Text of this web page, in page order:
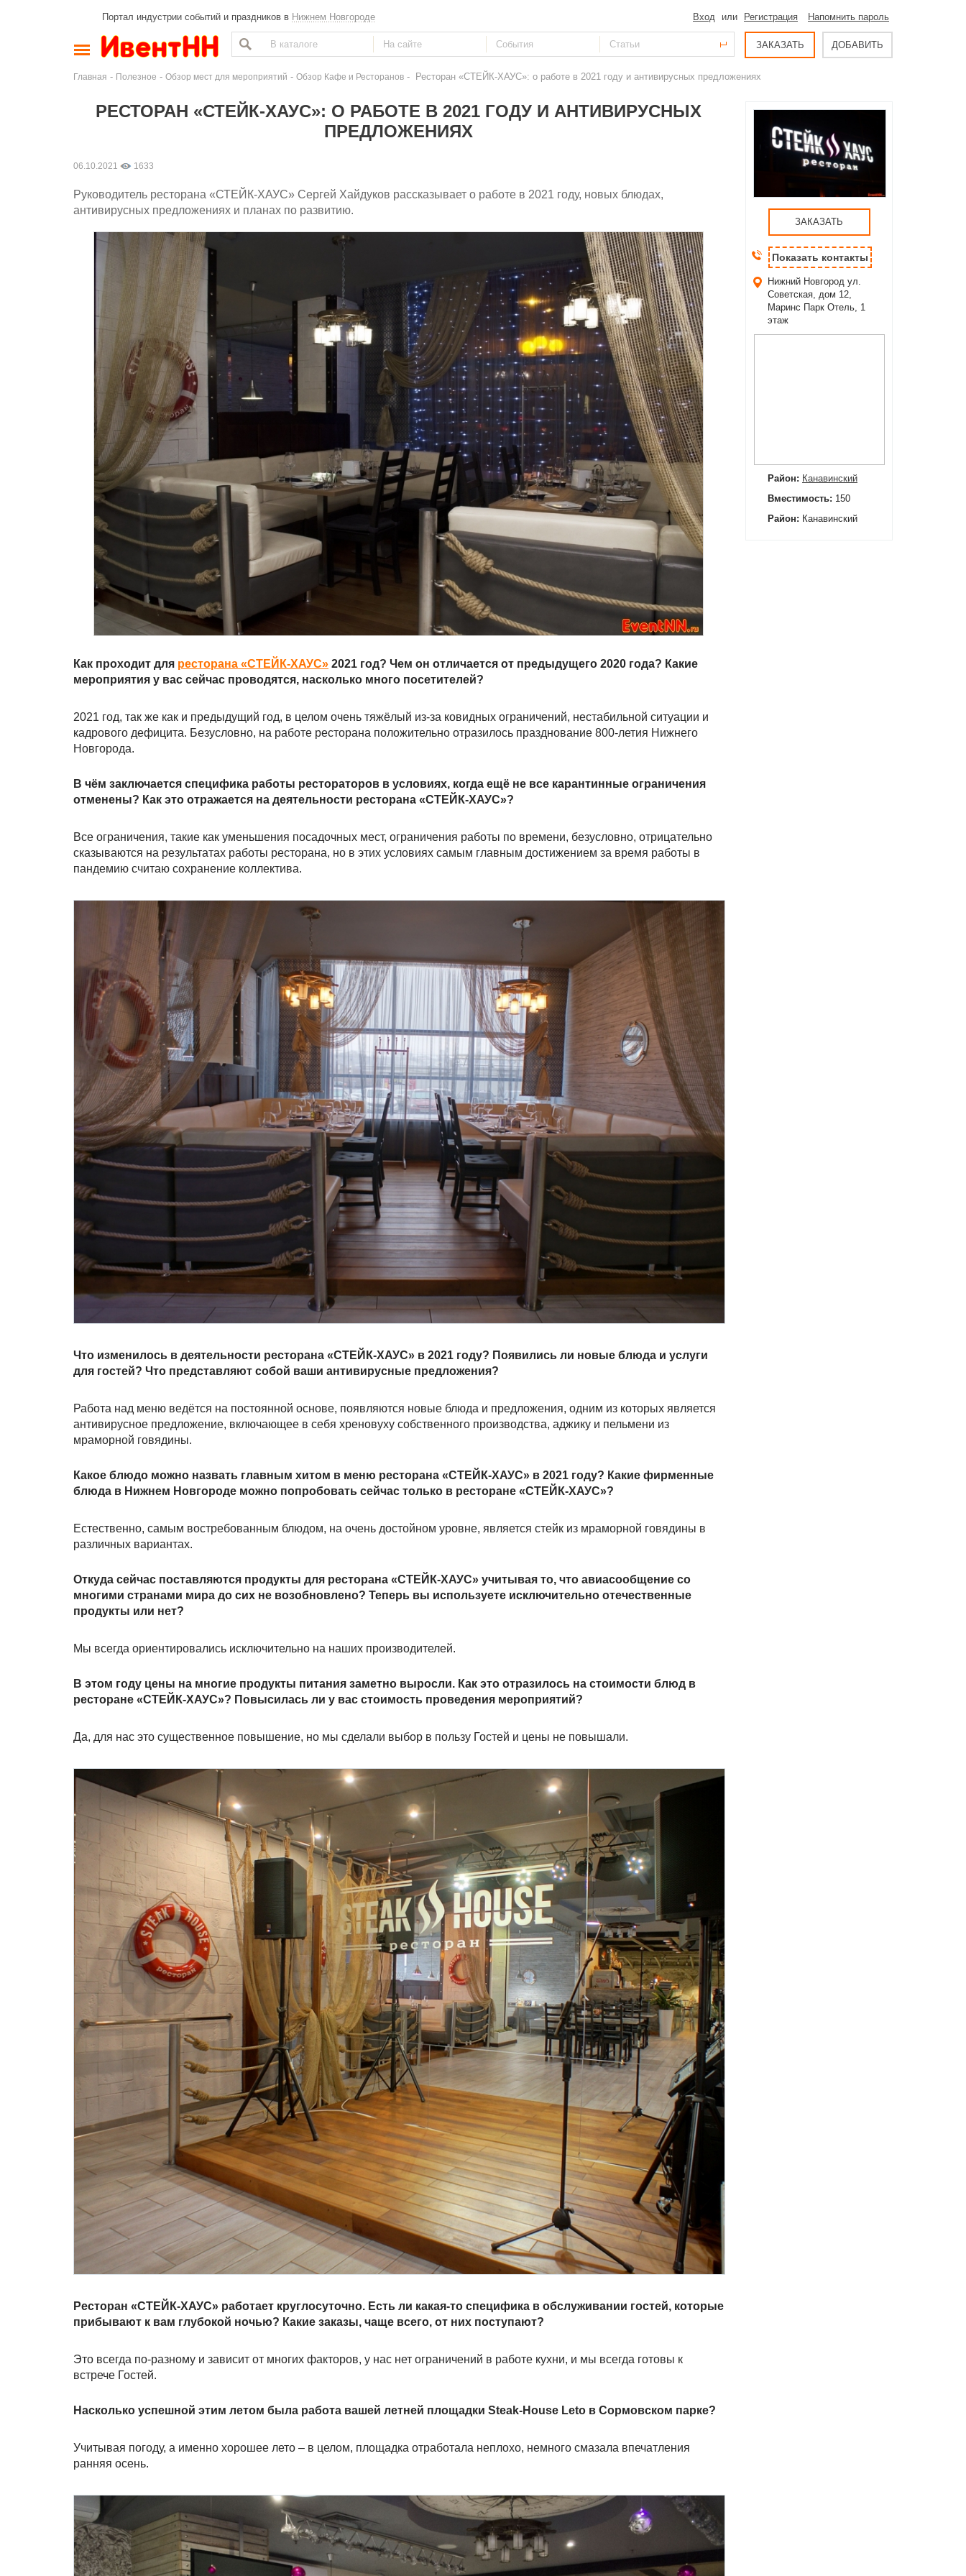
Портал индустрии событий и праздников в Нижнем Новгороде Вход или Регистрация Напомнить пароль
ЗАКАЗАТЬ ДОБАВИТЬ
Главная - Полезное - Обзор мест для мероприятий - Обзор Кафе и Ресторанов - Ресторан «СТЕЙК-ХАУС»: о работе в 2021 году и антивирусных предложениях
РЕСТОРАН «СТЕЙК-ХАУС»: О РАБОТЕ В 2021 ГОДУ И АНТИВИРУСНЫХ
ПРЕДЛОЖЕНИЯХ
06.10.2021 1633
Руководитель ресторана «СТЕЙК-ХАУС» Сергей Хайдуков рассказывает о работе в 2021 году, новых блюдах,
антивирусных предложениях и планах по развитию.
Как проходит для ресторана «СТЕЙК-ХАУС» 2021 год? Чем он отличается от предыдущего 2020 года? Какие
мероприятия у вас сейчас проводятся, насколько много посетителей?
2021 год, так же как и предыдущий год, в целом очень тяжёлый из-за ковидных ограничений, нестабильной ситуации и
кадрового дефицита. Безусловно, на работе ресторана положительно отразилось празднование 800-летия Нижнего
Новгорода.
В чём заключается специфика работы рестораторов в условиях, когда ещё не все карантинные ограничения
отменены? Как это отражается на деятельности ресторана «СТЕЙК-ХАУС»?
Все ограничения, такие как уменьшения посадочных мест, ограничения работы по времени, безусловно, отрицательно
сказываются на результатах работы ресторана, но в этих условиях самым главным достижением за время работы в
пандемию считаю сохранение коллектива.
Что изменилось в деятельности ресторана «СТЕЙК-ХАУС» в 2021 году? Появились ли новые блюда и услуги
для гостей? Что представляют собой ваши антивирусные предложения?
Работа над меню ведётся на постоянной основе, появляются новые блюда и предложения, одним из которых является
антивирусное предложение, включающее в себя хреновуху собственного производства, аджику и пельмени из
мраморной говядины.
Какое блюдо можно назвать главным хитом в меню ресторана «СТЕЙК-ХАУС» в 2021 году? Какие фирменные
блюда в Нижнем Новгороде можно попробовать сейчас только в ресторане «СТЕЙК-ХАУС»?
Естественно, самым востребованным блюдом, на очень достойном уровне, является стейк из мраморной говядины в
различных вариантах.
Откуда сейчас поставляются продукты для ресторана «СТЕЙК-ХАУС» учитывая то, что авиасообщение со
многими странами мира до сих не возобновлено? Теперь вы используете исключительно отечественные
продукты или нет?
Мы всегда ориентировались исключительно на наших производителей.
В этом году цены на многие продукты питания заметно выросли. Как это отразилось на стоимости блюд в
ресторане «СТЕЙК-ХАУС»? Повысилась ли у вас стоимость проведения мероприятий?
Да, для нас это существенное повышение, но мы сделали выбор в пользу Гостей и цены не повышали.
Ресторан «СТЕЙК-ХАУС» работает круглосуточно. Есть ли какая-то специфика в обслуживании гостей, которые
прибывают к вам глубокой ночью? Какие заказы, чаще всего, от них поступают?
Это всегда по-разному и зависит от многих факторов, у нас нет ограничений в работе кухни, и мы всегда готовы к
встрече Гостей.
Насколько успешной этим летом была работа вашей летней площадки Steak-House Leto в Сормовском парке?
Учитывая погоду, а именно хорошее лето – в целом, площадка отработала неплохо, немного смазала впечатления
ранняя осень.
ЗАКАЗАТЬ
Показать контакты
Нижний Новгород ул.
Советская, дом 12,
Маринс Парк Отель, 1
этаж
Район: Канавинский
Вместимость: 150
Район: Канавинский